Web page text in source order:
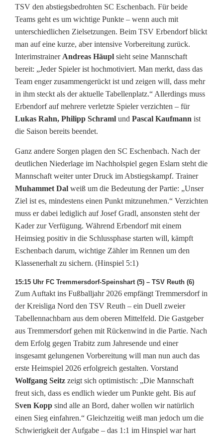
TSV den abstiegsbedrohten SC Eschenbach. Für beide
Teams geht es um wichtige Punkte – wenn auch mit
unterschiedlichen Zielsetzungen. Beim TSV Erbendorf blickt
man auf eine kurze, aber intensive Vorbereitung zurück.
Interimstrainer Andreas Häupl sieht seine Mannschaft
bereit: „Jeder Spieler ist hochmotiviert. Man merkt, dass das
Team enger zusammengerückt ist und zeigen will, dass mehr
in ihm steckt als der aktuelle Tabellenplatz.“ Allerdings muss
Erbendorf auf mehrere verletzte Spieler verzichten – für
Lukas Rahn, Philipp Schraml und Pascal Kaufmann ist
die Saison bereits beendet.
Ganz andere Sorgen plagen den SC Eschenbach. Nach der
deutlichen Niederlage im Nachholspiel gegen Eslarn steht die
Mannschaft weiter unter Druck im Abstiegskampf. Trainer
Muhammet Dal weiß um die Bedeutung der Partie: „Unser
Ziel ist es, mindestens einen Punkt mitzunehmen.“ Verzichten
muss er dabei lediglich auf Josef Gradl, ansonsten steht der
Kader zur Verfügung. Während Erbendorf mit einem
Heimsieg positiv in die Schlussphase starten will, kämpft
Eschenbach darum, wichtige Zähler im Rennen um den
Klassenerhalt zu sichern. (Hinspiel 5:1)
15:15 Uhr FC Tremmersdorf-Speinshart (5) – TSV Reuth (6)
Zum Auftakt ins Fußballjahr 2026 empfängt Tremmersdorf in
der Kreisliga Nord den TSV Reuth – ein Duell zweier
Tabellennachbarn aus dem oberen Mittelfeld. Die Gastgeber
aus Tremmersdorf gehen mit Rückenwind in die Partie. Nach
dem Erfolg gegen Trabitz zum Jahresende und einer
insgesamt gelungenen Vorbereitung will man nun auch das
erste Heimspiel 2026 erfolgreich gestalten. Vorstand
Wolfgang Seitz zeigt sich optimistisch: „Die Mannschaft
freut sich, dass es endlich wieder um Punkte geht. Bis auf
Sven Kopp sind alle an Bord, daher wollen wir natürlich
einen Sieg einfahren.“ Gleichzeitig weiß man jedoch um die
Schwierigkeit der Aufgabe – das 1:1 im Hinspiel war hart